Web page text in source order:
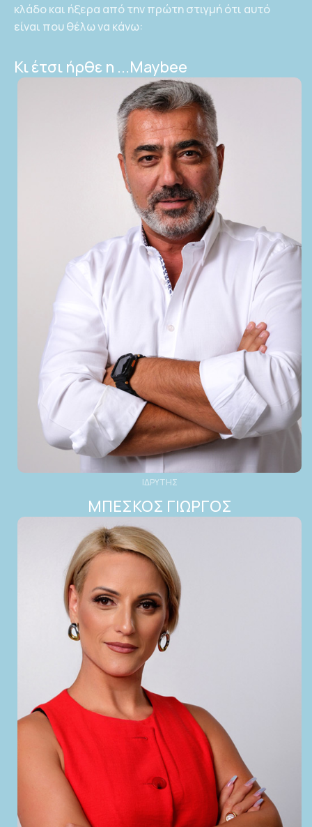
κλάδο και ήξερα από την πρώτη στιγμή ότι αυτό
είναι που θέλω να κάνω:
Κι έτσι ήρθε η ...Maybee
ΙΔΡΥΤΗΣ
ΜΠΕΣΚΟΣ ΓΙΩΡΓΟΣ